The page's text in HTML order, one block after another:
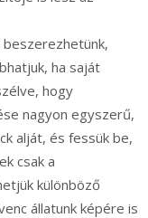
ha saját
hogy
nagyon egyszerű,
alját, és fessük be,
csak a
különböző
állatunk képére is